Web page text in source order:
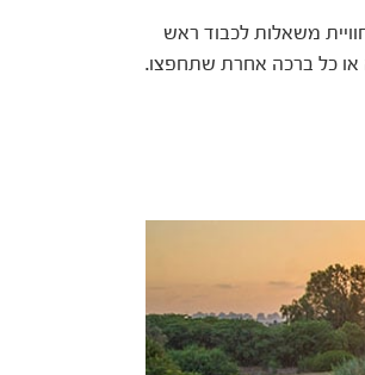
משאלות לכבוד ראש
או כל ברכה אחרת שתחפצו.